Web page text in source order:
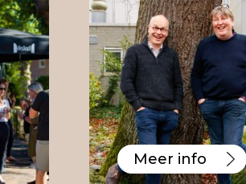
Bekijk hier
onze
Meer info